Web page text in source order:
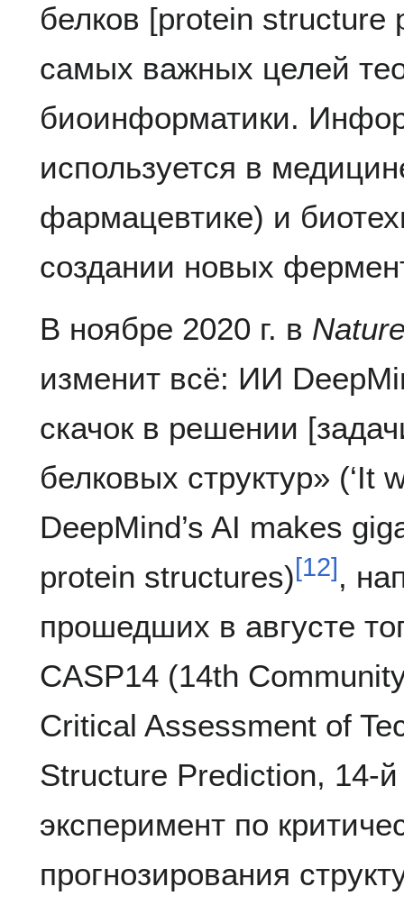
белков [protein
самых важных целей
биоинформатики.
используется в
фармацевтике) и
создании новых
В ноябре 2020 г. в
изменит всё: ИИ
скачок в решении
белковых структур» (‘It
DeepMind’s AI makes
protein structures)[12] ,
прошедших в августе
CASP14 (14th
Critical Assessment of
Structure Prediction, 14-
эксперимент по
прогнозирования